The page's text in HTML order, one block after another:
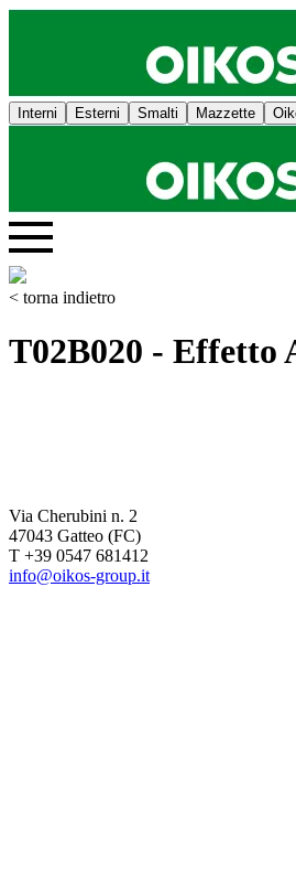
Interni Esterni Smalti Mazzette
< torna indietro
T02B020 - Effetto
Via Cherubini n. 2
47043 Gatteo (FC)
T +39 0547 681412
info@oikos-group.it